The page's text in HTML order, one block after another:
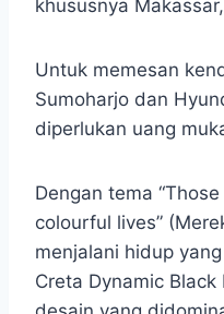
khususnya
Untuk memesan
Sumoharjo dan
diperlukan uang
Dengan tema
colourful lives”
menjalani hidup
Creta Dynamic